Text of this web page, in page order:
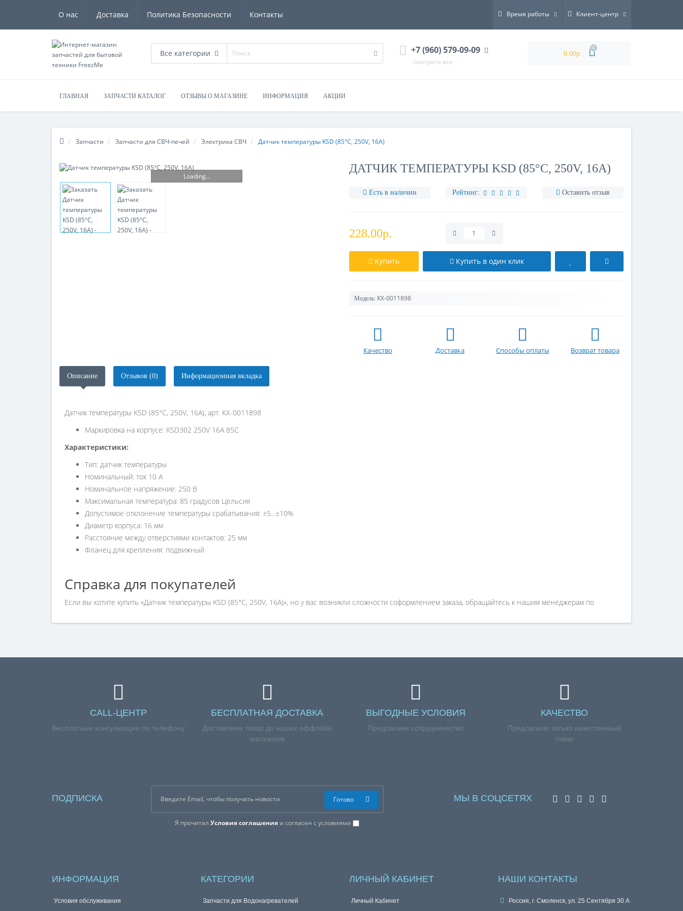
О нас Доставка Политика Безопасности Контакты Время работы Клиент-центр
Все категории +7 (960) 579-09-09
смотреть все
0.00р.
0
ГЛАВНАЯ ЗАПЧАСТИ КАТАЛОГ ОТЗЫВЫ О МАГАЗИНЕ ИНФОРМАЦИЯ АКЦИИ
Запчасти Запчасти для СВЧ-печей Электрика СВЧ Датчик температуры KSD (85°С, 250V, 16A)
Loading...
ДАТЧИК ТЕМПЕРАТУРЫ KSD (85°С, 250V, 16A)
Есть в наличии Рейтинг: Оставить отзыв
228.00р.
Купить Купить в один клик
Модель: КХ-0011898
Качество Доставка Способы оплаты Возврат товара
Описание Отзывов (0) Информационная вкладка
Датчик температуры KSD (85°С, 250V, 16A), арт. КХ-0011898
Маркировка на корпусе: KSD302 250V 16A 85C
Характеристики:
Тип: датчик температуры
Номинальный: ток 10 А
Номинальное напряжение: 250 В
Максимальная температура: 85 градусов Цельсия
Допустимое отклонение температуры срабатывания: ±5...±10%
Диаметр корпуса: 16 мм
Расстояние между отверстиями контактов: 25 мм
Фланец для крепления: подвижный
Справка для покупателей
Если вы хотите купить «Датчик температуры KSD (85°С, 250V, 16A)», но у вас возникли сложности соформлением заказа, обращайтесь к нашим менеджерам по
CALL-ЦЕНТР
Бесплатные консультации по телефону
БЕСПЛАТНАЯ ДОСТАВКА
Доставляем товар до наших оффлайн
магазинов
ВЫГОДНЫЕ УСЛОВИЯ
Предлагаем сотрудничество
КАЧЕСТВО
Предлагаем только качественный
товар
ПОДПИСКА
Я прочиталУсловия соглашения и согласен с условиями
Готово МЫ В СОЦСЕТЯХ
ИНФОРМАЦИЯ
Условия обслуживания
КАТЕГОРИИ
Запчасти для Водонагревателей
ЛИЧНЫЙ КАБИНЕТ
Личный Кабинет
НАШИ КОНТАКТЫ
Россия, г. Смоленск, ул. 25 Сентября 30 А